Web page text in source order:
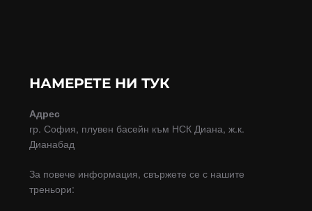
НАМЕРЕТЕ НИ ТУК
Адрес
гр. София, плувен басейн към НСК Диана, ж.к.
Дианабад
За повече информация, свържете се с нашите
треньори: